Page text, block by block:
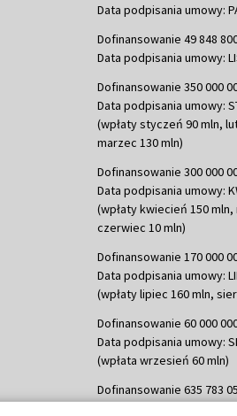
Data podpisania umowy:
Dofinansowanie 49 848
Data podpisania umowy:
Dofinansowanie 350 000
Data podpisania umowy:
(wpłaty styczeń 90 mln,
marzec 130 mln)
Dofinansowanie 300 000
Data podpisania umowy:
(wpłaty kwiecień 150 mln,
czerwiec 10 mln)
Dofinansowanie 170 000
Data podpisania umowy:
(wpłaty lipiec 160 mln,
Dofinansowanie 60 000
Data podpisania umowy:
(wpłata wrzesień 60 mln)
Dofinansowanie 635 783